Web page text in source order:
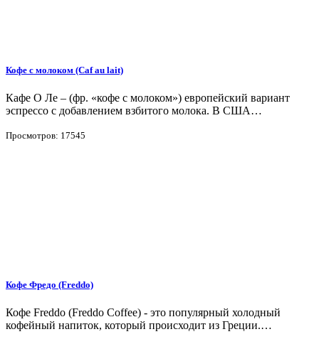
Кофе с молоком (Caf au lait)
Кафе О Ле – (фр. «кофе с молоком») европейский вариант
эспрессо с добавлением взбитого молока. В США…
Просмотров: 17545
Кофе Фредо (Freddo)
Кофе Freddo (Freddo Coffee) - это популярный холодный
кофейный напиток, который происходит из Греции.…